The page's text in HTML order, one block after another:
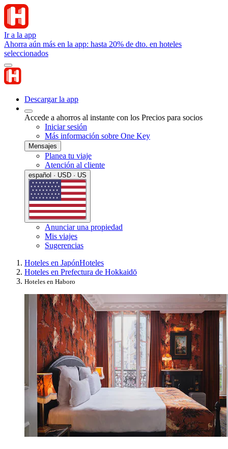
Ir a la app
Ahorra aún más en la app: hasta 20% de dto. en hoteles
seleccionados
Descargar la app
Accede a ahorros al instante con los Precios para socios
Iniciar sesión
Más información sobre One Key
Mensajes
Planea tu viaje
Atención al cliente
español · USD · US
Anunciar una propiedad
Mis viajes
Sugerencias
Hoteles en JapónHoteles
Hoteles en Prefectura de Hokkaidō
Hoteles en Haboro